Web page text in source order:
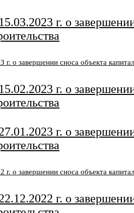
.03.2023 г. о
г. о завершении сноса объекта
г. о
.01.2023 г. о
г. о завершении сноса объекта
.12.2022 г. о